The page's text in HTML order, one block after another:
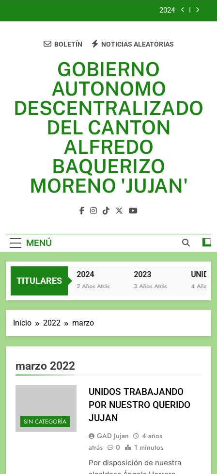
2024
JUJAN
2024
2023
UNIDOS TRABAJANDO POR NUESTRO QUERIDO
JUJAN
GOBIERNO
AUTONOMO
DESCENTRALIZADO
DEL CANTON
ALFREDO
BAQUERIZO
MORENO 'JUJAN'
BOLETÍN NOTICIAS ALEATORIAS
MENÚ
TITULARES
2 Años Atrás
2024
2 Años Atrás
2023
3 Años Atrás 4 Años Atrás
Inicio 2022 marzo
marzo 2022
SIN CATEGORÍA
UNIDOS TRABAJANDO
POR NUESTRO QUERIDO
JUJAN
GAD Jujan
4 años
atrás
0 1 minutos
Por disposición de nuestra